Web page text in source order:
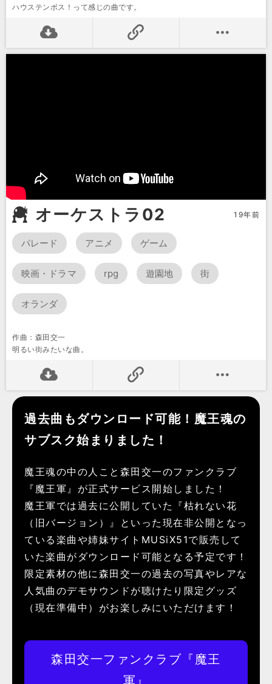
ハウステンボス！って感じの曲です。
オーケストラ02 19年前
パレード アニメ ゲーム
映画・ドラマ rpg 遊園地 街
オランダ
作曲：森田交一
明るい街みたいな曲。
過去曲もダウンロード可能！魔王魂の
サブスク始まりました！
魔王魂の中の人こと森田交一のファンクラブ
『魔王軍』が正式サービス開始しました！
魔王軍では過去に公開していた『枯れない花
（旧バージョン）』といった現在非公開となっ
ている楽曲や姉妹サイトMUSiX51で販売して
いた楽曲がダウンロード可能となる予定です！
限定素材の他に森田交一の過去の写真やレアな
人気曲のデモサウンドが聴けたり限定グッズ
（現在準備中）がお楽しみにいただけます！
森田交一ファンクラブ『魔王
軍』